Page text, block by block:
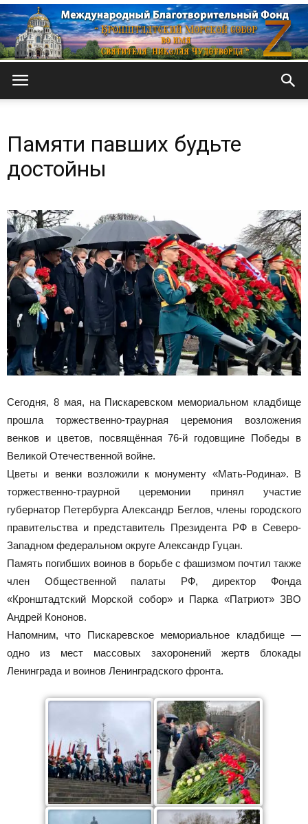
Морской
собор
Памяти павших будьте
достойны
Сегодня, 8 мая, на Пискаревском мемориальном кладбище
прошла торжественно-траурная церемония возложения
венков и цветов, посвящённая 76-й годовщине Победы в
Великой Отечественной войне.
Цветы и венки возложили к монументу «Мать-Родина». В
торжественно-траурной церемонии принял участие
губернатор Петербурга Александр Беглов, члены городского
правительства и представитель Президента РФ в Северо-
Западном федеральном округе Александр Гуцан.
Память погибших воинов в борьбе с фашизмом почтил также
член Общественной палаты РФ, директор Фонда
«Кронштадтский Морской собор» и Парка «Патриот» ЗВО
Андрей Кононов.
Напомним, что Пискаревское мемориальное кладбище —
одно из мест массовых захоронений жертв блокады
Ленинграда и воинов Ленинградского фронта.